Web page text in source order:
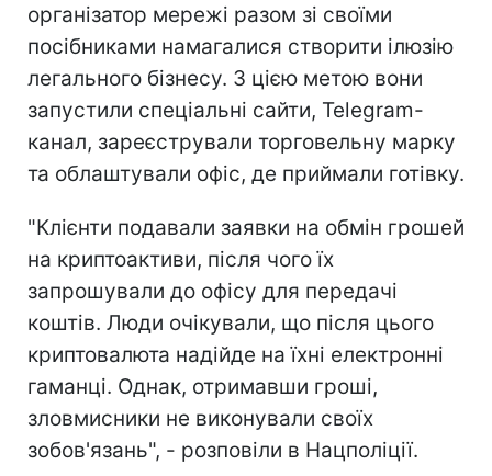
організатор мережі разом зі своїми
посібниками намагалися створити ілюзію
легального бізнесу. З цією метою вони
запустили спеціальні сайти, Telegram-
канал, зареєстрували торговельну марку
та облаштували офіс, де приймали готівку.
"Клієнти подавали заявки на обмін грошей
на криптоактиви, після чого їх
запрошували до офісу для передачі
коштів. Люди очікували, що після цього
криптовалюта надійде на їхні електронні
гаманці. Однак, отримавши гроші,
зловмисники не виконували своїх
зобов'язань", - розповіли в Нацполіції.